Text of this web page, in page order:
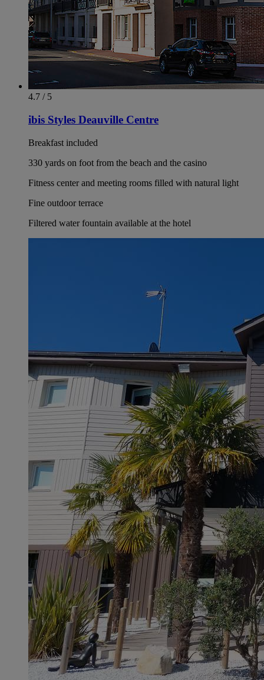
4.7 / 5
ibis Styles Deauville Centre
Breakfast included
330 yards on foot from the beach and the casino
Fitness center and meeting rooms filled with natural light
Fine outdoor terrace
Filtered water fountain available at the hotel